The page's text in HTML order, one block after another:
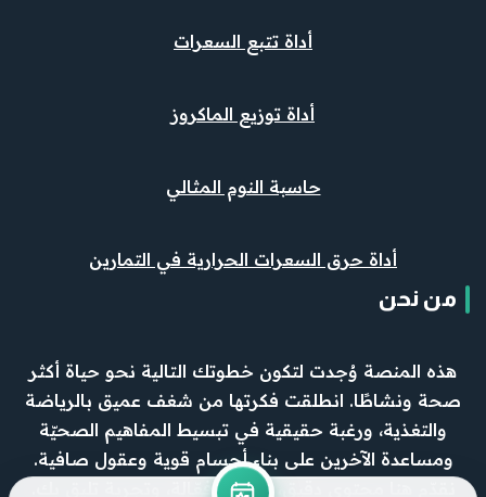
أداة تتبع السعرات
أداة توزيع الماكروز
حاسبة النوم المثالي
أداة حرق السعرات الحرارية في التمارين
من نحن
هذه المنصة وُجدت لتكون خطوتك التالية نحو حياة أكثر
صحة ونشاطًا. انطلقت فكرتها من شغف عميق بالرياضة
والتغذية، ورغبة حقيقية في تبسيط المفاهيم الصحيّة
ومساعدة الآخرين على بناء أجسام قوية وعقول صافية.
نقدّم هنا محتوى دقيق، وأدوات فعّالة، وتجربة تليق بك.